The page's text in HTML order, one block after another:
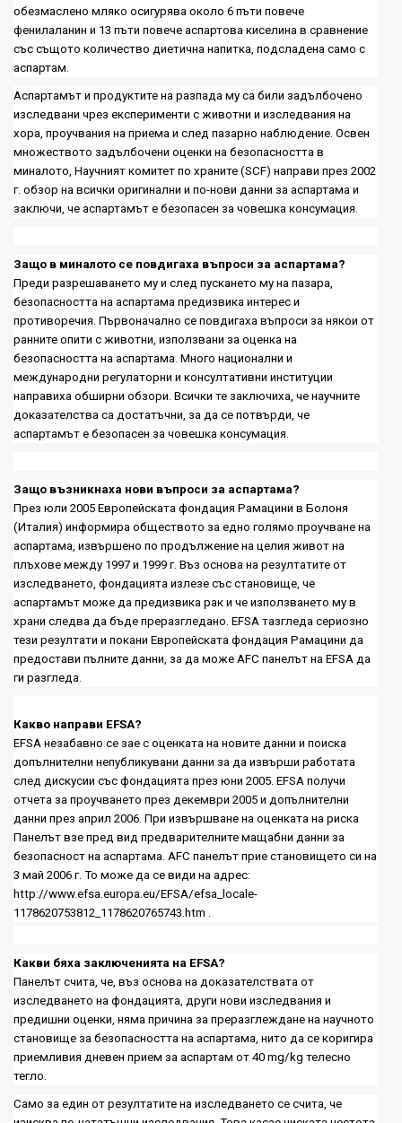
обезмаслено мляко осигурява около 6 пъти повече
фенилаланин и 13 пъти повече аспартова киселина в сравнение
със същото количество диетична напитка, подсладена само с
аспартам.
Аспартамът и продуктите на разпада му са били задълбочено
изследвани чрез експерименти с животни и изследвания на
хора проучвания на приема и след пазарно наблюдение Освен
множеството задълбочени оценки на безопасността в
миналото, Научният комитет по храните (SCF) направи през 2002
г. обзор на всички оригинални и по-нови данни за аспартама и
заключи, че аспартамът е безопасен за човешка консумация.
Защо в миналото се повдигаха въпроси за аспартама?
Преди разрешаването му и след пускането му на пазара,
безопасността на аспартама предизвика интерес и
противоречия. Първоначално се повдигаха въпроси за някои от
ранните опити с животни, използвани за оценка на
безопасността на аспартама. Много национални и
международни регулаторни и консултативни институции
направиха обширни обзори. Всички те заключиха, че научните
доказателства са достатъчни, за да се потвърди, че
аспартамът е безопасен за човешка консумация.
Защо възникнаха нови въпроси за аспартама?
През юли 2005 Европейската фондация Рамацини в Болоня
(Италия) информира обществото за едно голямо проучване на
аспартама, извършено по продължение на целия живот на
плъхове между 1997 и 1999 г. Въз основа на резултатите от
изследването, фондацията излезе със становище, че
аспартамът може да предизвика рак и че използването му в
храни следва да бъде преразгледано. EFSA тазгледа сериозно
тези резултати и покани Европейската фондация Рамацини да
предостави пълните данни, за да може AFC панелът на EFSA да
ги разгледа.
Какво направи EFSA?
EFSA незабавно се зае с оценката на новите данни и поиска
допълнителни непубликувани данни за да извърши работата
след дискусии със фондацията през юни 2005. EFSA получи
отчета за проучването през декември 2005 и допълнителни
данни през април 2006. При извършване на оценката на риска
Панелът взе пред вид предварителните мащабни данни за
безопасност на аспартама. AFC панелът прие становището си на
3 май 2006 г. То може да се види на адрес:
http://www.efsa.europa.eu/EFSA/efsa_locale-
1178620753812_1178620765743.htm
Какви бяха заключенията на EFSA?
Панелът счита, че, въз основа на доказателствата от
изследването на фондацията, други нови изследвания и
предишни оценки, няма причина за преразглеждане на научното
становище за безопасността на аспартама, нито да се коригира
приемливия дневен прием за аспартам от 40 mg/kg телесно
тегло.
Само за един от резултатите на изследването се счита, че